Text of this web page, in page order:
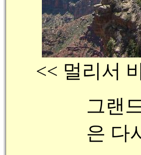
<< 멀리서
그랜
은 다